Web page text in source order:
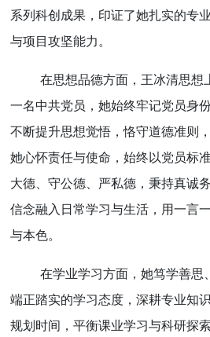
系列科创成果，印证了她扎实的专
与项目攻坚能力。
在思想品德方面，王冰清思想
一名中共党员，她始终牢记党员身
不断提升思想觉悟，恪守道德准则
她心怀责任与使命，始终以党员标
大德、守公德、严私德，秉持真诚
信念融入日常学习与生活，用一言
与本色。
在学业学习方面，她笃学善思
端正踏实的学习态度，深耕专业知
规划时间，平衡课业学习与科研探